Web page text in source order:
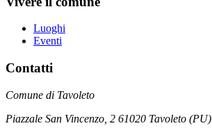
Luoghi
Eventi
Contatti
Comune di Tavoleto
Piazzale San Vincenzo, 2 61020 Tavoleto (PU)